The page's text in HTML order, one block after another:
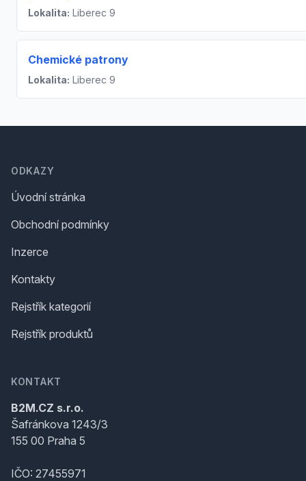
Lokalita: Liberec 9
Chemické patrony
Lokalita: Liberec 9
ODKAZY
Úvodní stránka
Obchodní podmínky
Inzerce
Kontakty
Rejstřík kategorií
Rejstřík produktů
KONTAKT
B2M.CZ s.r.o.
Šafránkova 1243/3
155 00 Praha 5
IČO: 27455971